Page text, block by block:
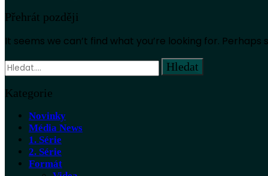
Přehrát později
It seems we can’t find what you’re looking for. Perhaps
Kategorie
Novinky
Média News
1. Série
2. Série
Formát